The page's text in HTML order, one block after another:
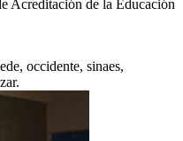
Acreditación de la Educación
occidente, sinaes,